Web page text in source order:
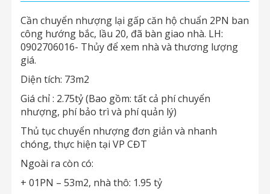
Cần chuyển nhượng lại gấp căn hộ chuẩn 2PN ban
công hướng bắc, lầu 20, đã bàn giao nhà. LH:
0902706016- Thủy để xem nhà và thương lượng
giá.
Diện tích: 73m2
Giá chỉ : 2.75tỷ (Bao gồm: tất cả phí chuyển
nhượng, phí bảo trì và phí quản lý)
Thủ tục chuyển nhượng đơn giản và nhanh
chóng, thực hiện tại VP CĐT
Ngoài ra còn có:
+ 01PN – 53m2, nhà thô: 1.95 tỷ